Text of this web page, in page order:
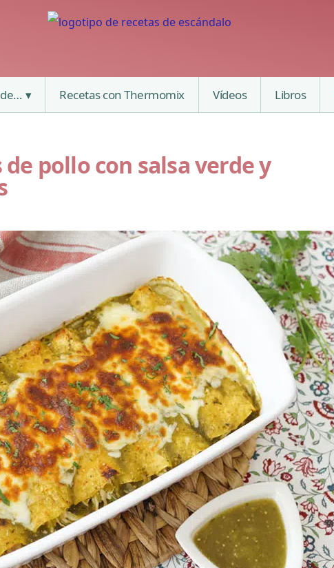
Recetas con Thermomix Vídeos Libros
pollo con salsa verde y